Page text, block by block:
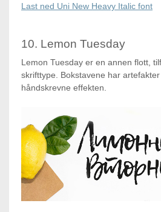
Last ned Uni New Heavy Italic font
10. Lemon Tuesday
Lemon Tuesday er en annen flott,
skrifttype. Bokstavene har
håndskrevne effekten.